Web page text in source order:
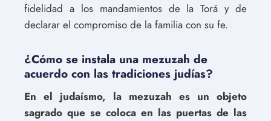
fidelidad a los mandamientos de la Torá y de
declarar el compromiso de la familia con su fe.
¿Cómo se instala una mezuzah de
acuerdo con las tradiciones judías?
En el judaísmo, la mezuzah es un objeto
sagrado que se coloca en las puertas de las